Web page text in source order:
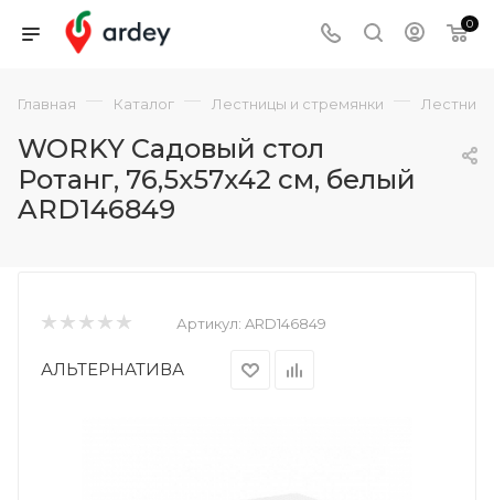
0
Главная — Каталог — Лестницы и стремянки —
WORKY Садовый стол
Ротанг, 76,5х57х42 см, белый
ARD146849
Артикул: ARD146849
АЛЬТЕРНАТИВА